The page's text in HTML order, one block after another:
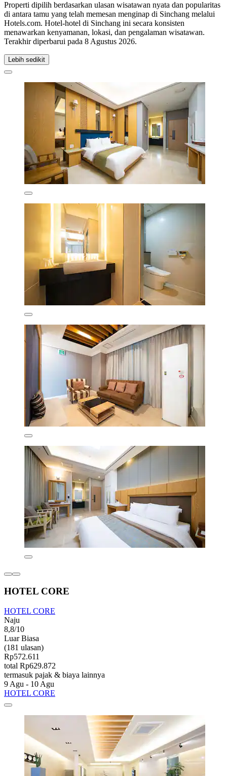
Properti dipilih berdasarkan ulasan wisatawan nyata dan popularitas
di antara tamu yang telah memesan menginap di Sinchang melalui
Hotels.com. Hotel-hotel di Sinchang ini secara konsisten
menawarkan kenyamanan, lokasi, dan pengalaman wisatawan.
Terakhir diperbarui pada 8 Agustus 2026.
Lebih sedikit
HOTEL CORE
HOTEL CORE
Naju
8,8/10
Luar Biasa
(181 ulasan)
Rp572.611
total Rp629.872
termasuk pajak & biaya lainnya
9 Agu - 10 Agu
HOTEL CORE